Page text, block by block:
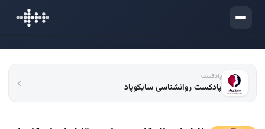
ورود
پادکست
پادکست روانشناسی سایکوپاد